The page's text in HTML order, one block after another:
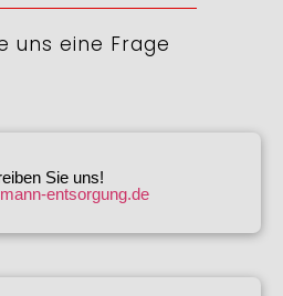
uns eine Frage
Sie uns!
entsorgung.de